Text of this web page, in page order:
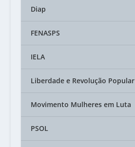
Diap
FENASPS
IELA
Liberdade e Revolução Popular
Movimento Mulheres em Luta
PSOL